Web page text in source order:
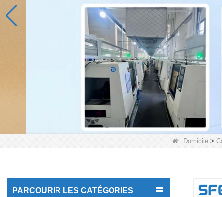
Domicile >
PARCOURIR LES CATÉGORIES